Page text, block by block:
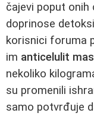
čajevi poput onih
doprinose
korisnici foruma
im anticelulit
nekoliko
su promenili
samo potvrđuje